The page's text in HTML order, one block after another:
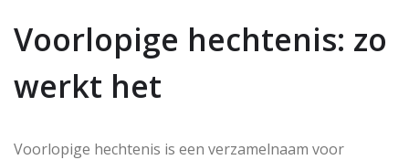
Voorlopige hechtenis: zo
werkt het
Voorlopige hechtenis is een verzamelnaam voor